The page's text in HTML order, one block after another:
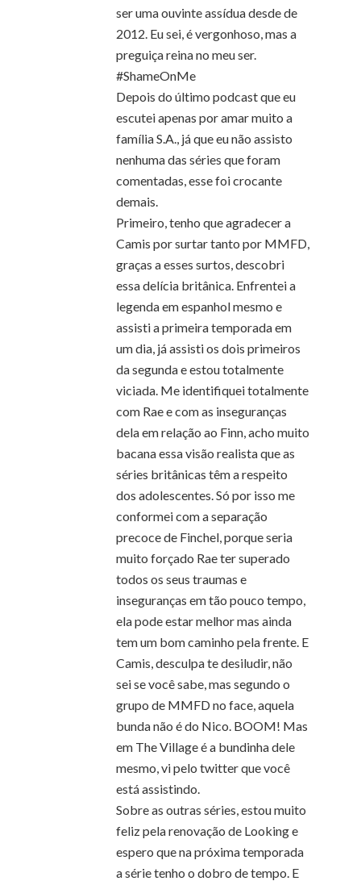
ser uma ouvinte assídua desde de
2012. Eu sei, é vergonhoso, mas a
preguiça reina no meu ser.
#ShameOnMe
Depois do último podcast que eu
escutei apenas por amar muito a
família S.A., já que eu não assisto
nenhuma das séries que foram
comentadas, esse foi crocante
demais.
Primeiro, tenho que agradecer a
Camis por surtar tanto por MMFD,
graças a esses surtos, descobri
essa delícia britânica. Enfrentei a
legenda em espanhol mesmo e
assisti a primeira temporada em
um dia, já assisti os dois primeiros
da segunda e estou totalmente
viciada. Me identifiquei totalmente
com Rae e com as inseguranças
dela em relação ao Finn, acho muito
bacana essa visão realista que as
séries britânicas têm a respeito
dos adolescentes. Só por isso me
conformei com a separação
precoce de Finchel, porque seria
muito forçado Rae ter superado
todos os seus traumas e
inseguranças em tão pouco tempo,
ela pode estar melhor mas ainda
tem um bom caminho pela frente. E
Camis, desculpa te desiludir, não
sei se você sabe, mas segundo o
grupo de MMFD no face, aquela
bunda não é do Nico. BOOM! Mas
em The Village é a bundinha dele
mesmo, vi pelo twitter que você
está assistindo.
Sobre as outras séries, estou muito
feliz pela renovação de Looking e
espero que na próxima temporada
a série tenho o dobro de tempo. E